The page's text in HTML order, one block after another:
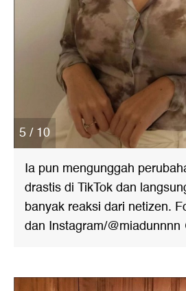
5 / 10
Ia pun mengunggah
drastis di TikTok dan
banyak reaksi dari netizen.
dan Instagram/@miadunnnn